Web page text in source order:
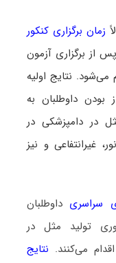
زمان برگزاری کنکور
از برگزاری آزمون
می‌شود. نتایج اولیه
بودن داوطلبان به
در دامپزشکی در
غیرانتفاعی و نیز
سراسری داوطلبان
تولید مثل در
اقدام می‌کنند. نتایج